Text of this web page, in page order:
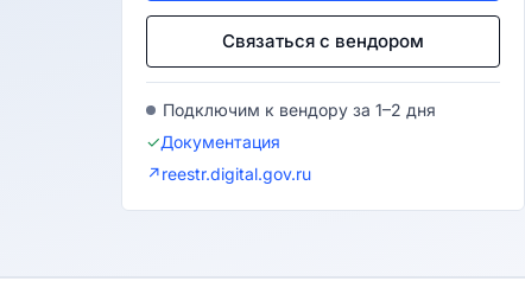
Связаться с вендором
Подключим к вендору за 1–2 дня
✓Документация
↗reestr.digital.gov.ru